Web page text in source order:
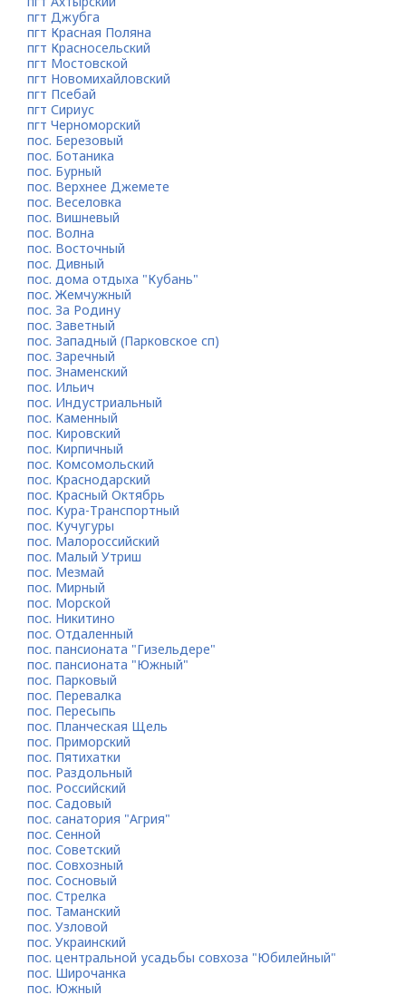
пгт Джубга
пгт Красная Поляна
пгт Красносельский
пгт Мостовской
пгт Новомихайловский
пгт Псебай
пгт Сириус
пгт Черноморский
пос. Березовый
пос. Ботаника
пос. Бурный
пос. Верхнее Джемете
пос. Веселовка
пос. Вишневый
пос. Волна
пос. Восточный
пос. Дивный
пос. дома отдыха "Кубань"
пос. Жемчужный
пос. За Родину
пос. Заветный
пос. Западный (Парковское сп)
пос. Заречный
пос. Знаменский
пос. Ильич
пос. Индустриальный
пос. Каменный
пос. Кировский
пос. Кирпичный
пос. Комсомольский
пос. Краснодарский
пос. Красный Октябрь
пос. Кура-Транспортный
пос. Кучугуры
пос. Малороссийский
пос. Малый Утриш
пос. Мезмай
пос. Мирный
пос. Морской
пос. Никитино
пос. Отдаленный
пос. пансионата "Гизельдере"
пос. пансионата "Южный"
пос. Парковый
пос. Перевалка
пос. Пересыпь
пос. Планческая Щель
пос. Приморский
пос. Пятихатки
пос. Раздольный
пос. Российский
пос. Садовый
пос. санатория "Агрия"
пос. Сенной
пос. Советский
пос. Совхозный
пос. Сосновый
пос. Стрелка
пос. Таманский
пос. Узловой
пос. Украинский
пос. центральной усадьбы совхоза "Юбилейный"
пос. Широчанка
пос. Южный